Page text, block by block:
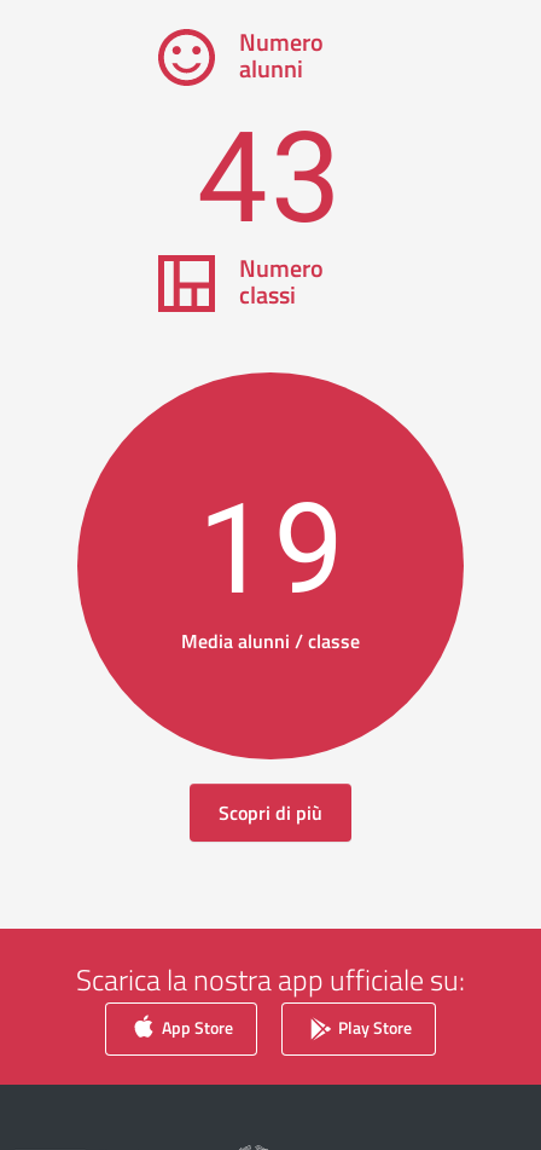
Numero
alunni
43
Numero
classi
19
Media alunni / classe
Scopri di più
Scarica la nostra app ufficiale su:
App Store Play Store